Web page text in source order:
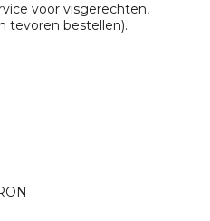
voor visgerechten,
tevoren bestellen).